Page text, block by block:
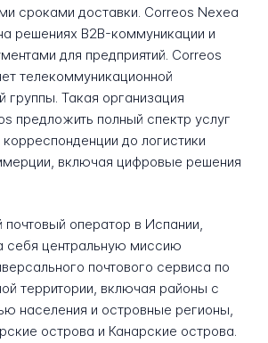
сроками доставки. Correos Nexea
решениях B2B-коммуникации и
для предприятий. Correos
телекоммуникационной
группы. Такая организация
предложить полный спектр услуг
до логистики
включая цифровые решения
почтовый оператор в Испании,
себя центральную миссию
почтового сервиса по
территории, включая районы с
населения и островные регионы,
острова и Канарские острова.